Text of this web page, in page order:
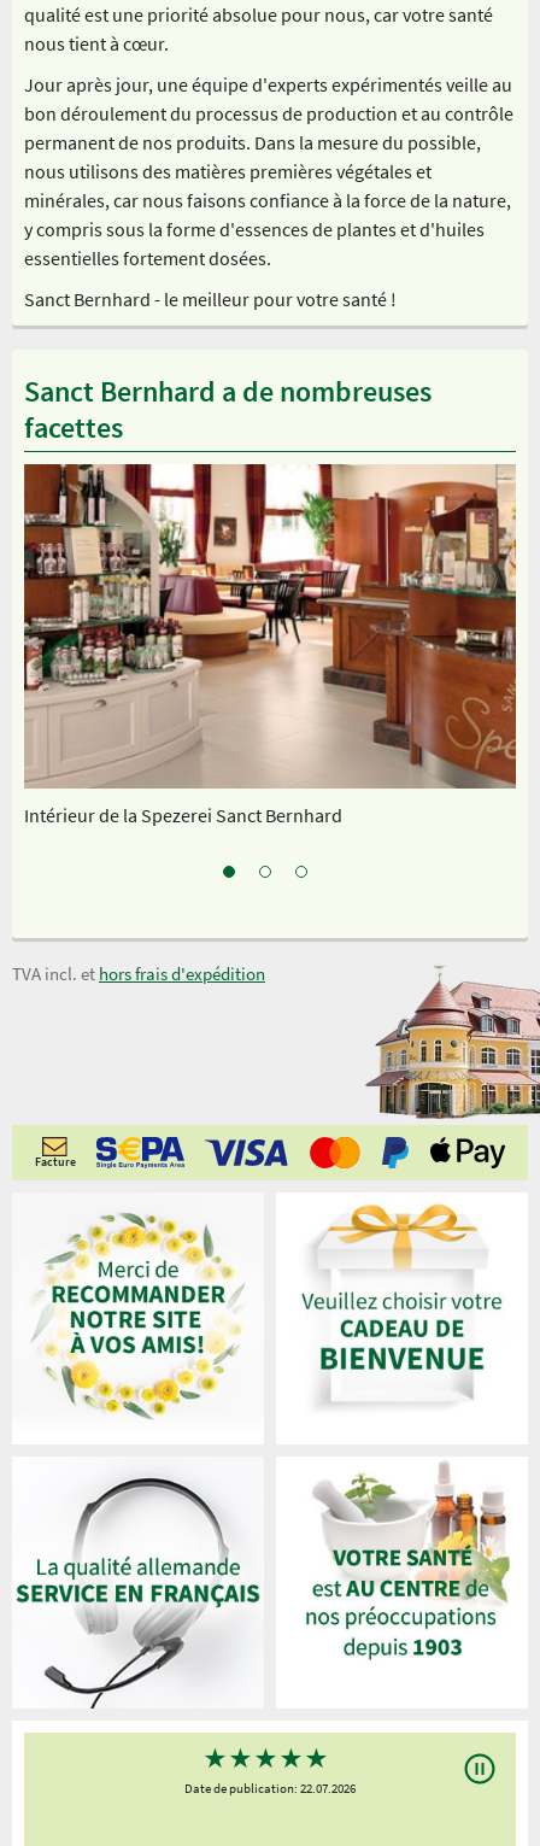
qualité est une priorité absolue pour nous, car votre santé
nous tient à cœur.
Jour après jour, une équipe d'experts expérimentés veille au
bon déroulement du processus de production et au contrôle
permanent de nos produits. Dans la mesure du possible,
nous utilisons des matières premières végétales et
minérales, car nous faisons confiance à la force de la nature,
y compris sous la forme d'essences de plantes et d'huiles
essentielles fortement dosées.
Sanct Bernhard - le meilleur pour votre santé !
Sanct Bernhard a de nombreuses
facettes
Intérieur de la Spezerei Sanct Bernhard
TVA incl. et hors frais d'expédition
Facture
★★★★★
Date de publication: 22.07.2026